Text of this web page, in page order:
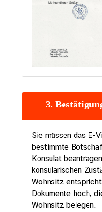
3.
Sie müssen das E-
bestimmte
Konsulat
konsularischen
Wohnsitz
Dokumente hoch,
Wohnsitz belegen.